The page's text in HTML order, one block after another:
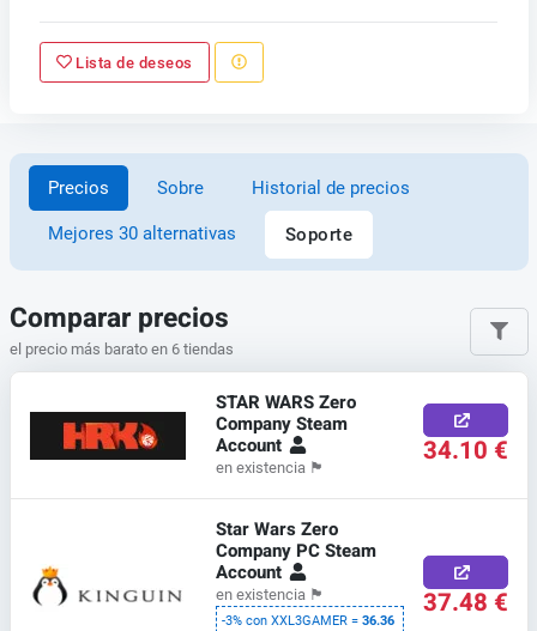
Lista de deseos
Precios Sobre Historial de precios
Mejores 30 alternativas Soporte
Comparar precios
el precio más barato en 6 tiendas
STAR WARS Zero
Company Steam
Account
en existencia 🏴 34.10 €
Star Wars Zero
Company PC Steam
Account
en existencia 🏴
-3% con XXL3GAMER =36.36
37.48 €